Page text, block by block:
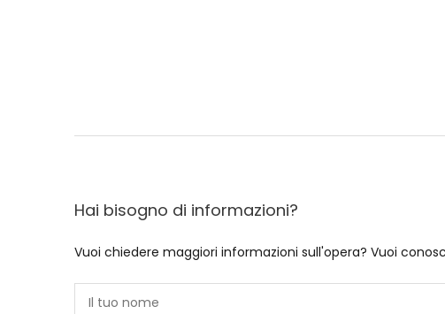
Hai bisogno di informazioni?
Vuoi chiedere maggiori informazioni sull'opera? Vuoi